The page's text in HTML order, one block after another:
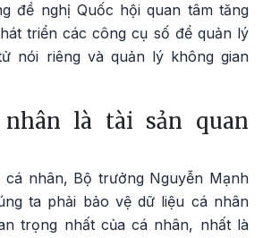
đề nghị Quốc hội quan tâm tăng
triển các công cụ số để quản lý
nói riêng và quản lý không gian
là tài sản quan
cá nhân, Bộ trưởng Nguyễn Mạnh
ta phải bảo vệ dữ liệu cá nhân
trọng nhất của cá nhân, nhất là